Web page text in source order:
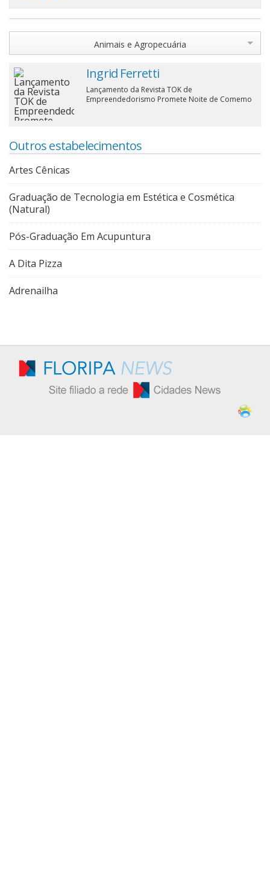
Animais e Agropecuária
Ingrid Ferretti
Lançamento da Revista TOK de
Empreendedorismo Promete Noite de Comemo
Outros estabelecimentos
Artes Cênicas
Graduação de Tecnologia em Estética e Cosmética
(Natural)
Pós-Graduação Em Acupuntura
A Dita Pizza
Adrenailha